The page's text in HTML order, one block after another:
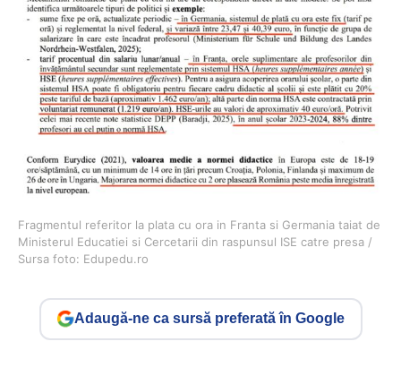
Fragmentul referitor la plata cu ora in Franta si Germania taiat de
Ministerul Educatiei si Cercetarii din raspunsul ISE catre presa /
Sursa foto: Edupedu.ro
Adaugă-ne ca sursă preferată în Google